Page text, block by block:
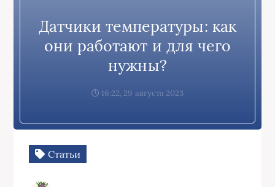
Датчики температуры: как
они работают и для чего
нужны?
16:22, 29 августа 2023
Статьи